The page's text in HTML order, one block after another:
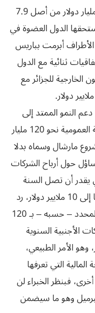
يذكر أن الجزائر سددت حوالي 7.3 مليار دولار من أصل 7.9
الدول العضوة في
أبرمت بباريس
ثنائية مع الدول
النمو الممتد إلى
غاية 2009 سيستهلك من الميزانية العمومية نحو 120 مليار
مارشال وسماه بدلا
حول أرباح الشركات
يقدر أن تصل السنة
القادمة، حسب ما تم تداوله إعلاميا إلى 10 ملايير دولار، رد
الوزير أن حجم الاستثمار العمومي المحدد – حسبه – بـ 120
الأجنبية السنوية
دولار، وهو الأمر الطبيعي،